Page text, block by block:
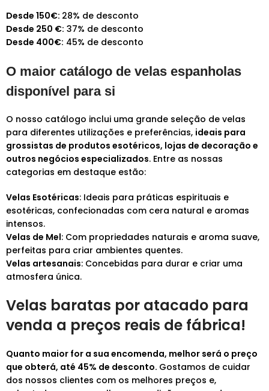
Desde 150€: 28% de desconto
Desde 250 €: 37% de desconto
Desde 400€: 45% de desconto
O maior catálogo de velas espanholas
disponível para si
O nosso catálogo inclui uma grande seleção de velas
para diferentes utilizações e preferências, ideais para
grossistas de produtos esotéricos, lojas de decoração e
outros negócios especializados. Entre as nossas
categorias em destaque estão:
Velas Esotéricas: Ideais para práticas espirituais e
esotéricas, confecionadas com cera natural e aromas
intensos.
Velas de Mel: Com propriedades naturais e aroma suave,
perfeitas para criar ambientes quentes.
Velas artesanais: Concebidas para durar e criar uma
atmosfera única.
Velas baratas por atacado para
venda a preços reais de fábrica!
Quanto maior for a sua encomenda, melhor será o preço
que obterá, até 45% de desconto. Gostamos de cuidar
dos nossos clientes com os melhores preços e,